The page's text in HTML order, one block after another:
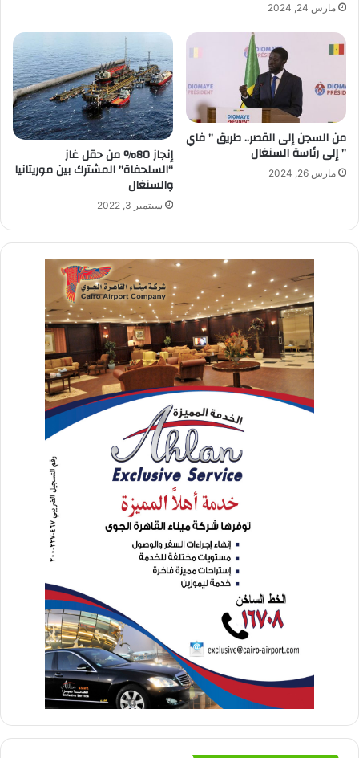
مارس 24, 2024
من السجن إلى القصر.. طريق ” فاي
” إلى رئاسة السنغال
مارس 26, 2024
إنجاز 80% من حقل غاز
“السلحفاة” المشترك بين موريتانيا
والسنغال
سبتمبر 3, 2022